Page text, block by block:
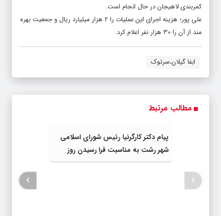
کمربندی لاهیجان در حال انجام است.
علی پور؛ هزینه اجرای این عملیات را 2 هزار میلیارد ریال و جمعیت بهره
مند از آن را 30 هزار نفر اعلام کرد.
ابفا گیلان،سرتوک
مطالب مرتبط
پیام دکتر کارگرنیا رئیس شورای اسلامی
شهر رشت به مناسبت فرا رسیدن روز
خبرنگار
‹
›